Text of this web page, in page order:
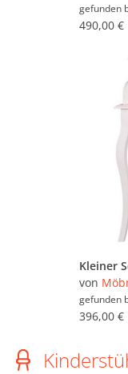
gefunden
490,00 €
von
gefunden
396,00 €